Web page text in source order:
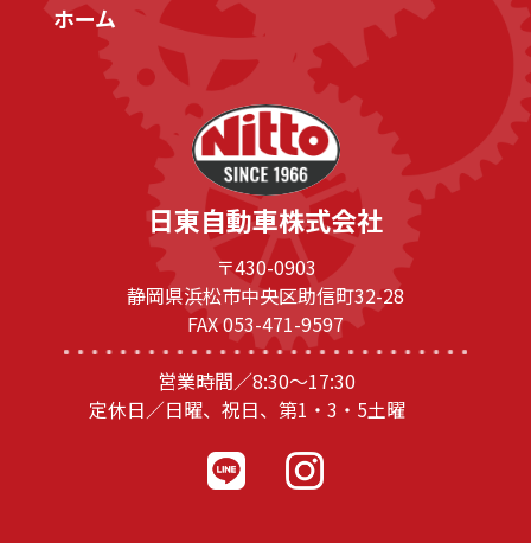
日東自動車株式会社
〒430-0903
静岡県浜松市中央区助信町32-28
FAX 053-471-9597
営業時間／8:30～17:30
定休日／日曜、祝日、第1・3・5土曜
ホーム